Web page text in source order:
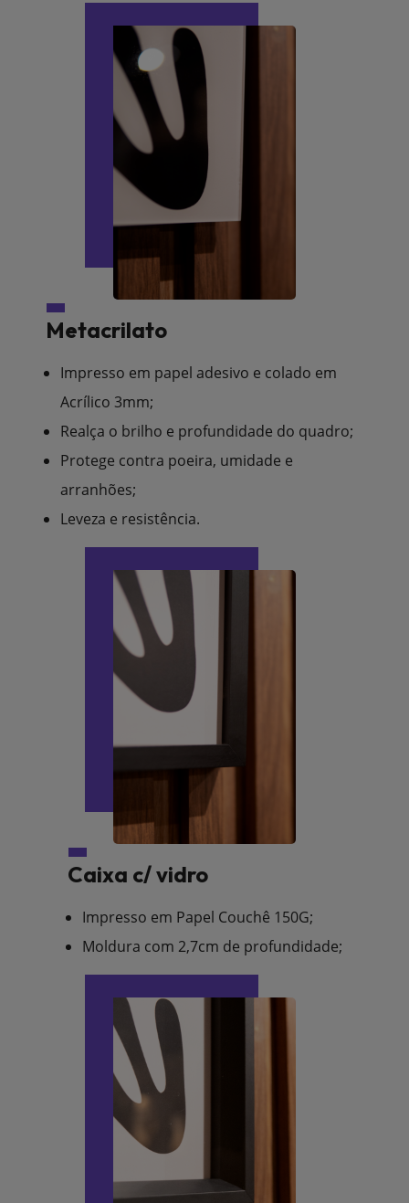
Metacrilato
Impresso em papel adesivo e colado em
Acrílico 3mm;
Realça o brilho e profundidade do quadro;
Protege contra poeira, umidade e
arranhões;
Leveza e resistência.
Caixa c/ vidro
Impresso em Papel Couchê 150G;
Moldura com 2,7cm de profundidade;